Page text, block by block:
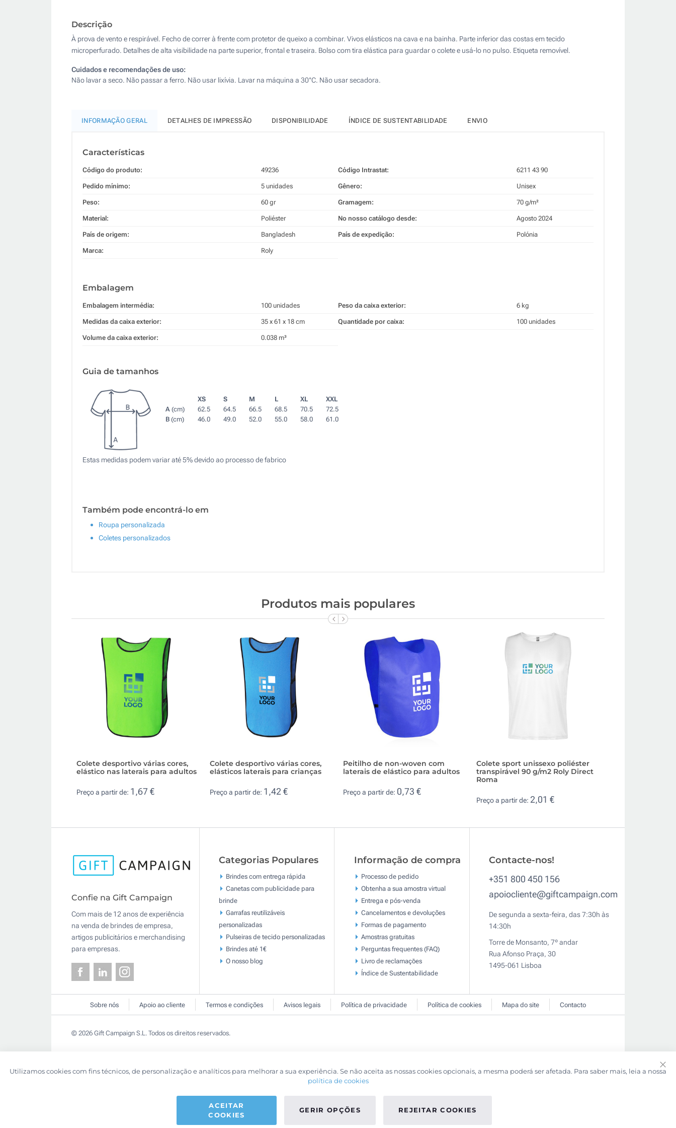
Descrição
À prova de vento e respirável. Fecho de correr à frente com protetor de queixo a combinar. Vivos elásticos na cava e na bainha. Parte inferior das costas em tecido
microperfurado. Detalhes de alta visibilidade na parte superior, frontal e traseira. Bolso com tira elástica para guardar o colete e usá-lo no pulso. Etiqueta removível.
Cuidados e recomendações de uso:
Não lavar a seco. Não passar a ferro. Não usar lixívia. Lavar na máquina a 30°C. Não usar secadora.
INFORMAÇÃO GERAL DETALHES DE IMPRESSÃO DISPONIBILIDADE ÍNDICE DE SUSTENTABILIDADE ENVIO
Características
Código do produto: 49236
Pedido mínimo: 5 unidades
Peso: 60 gr
Material: Poliéster
País de origem: Bangladesh
Marca: Roly
Código Intrastat: 6211 43 90
Gênero: Unisex
Gramagem: 70 g/m²
No nosso catálogo desde: Agosto 2024
País de expedição: Polónia
Embalagem
Embalagem intermédia: 100 unidades
Medidas da caixa exterior: 35 x 61 x 18 cm
Volume da caixa exterior: 0.038 m³
Peso da caixa exterior: 6 kg
Quantidade por caixa: 100 unidades
Guia de tamanhos
XS S M L XL
XXL
A (cm) 62.5 64.5 66.5 68.5 70.5
72.5
B (cm) 46.0 49.0 52.0 55.0 58.0 61.0
Estas medidas podem variar até 5% devido ao processo de fabrico
Também pode encontrá-lo em
Roupa personalizada
Coletes personalizados
Produtos mais populares
Colete desportivo várias cores,
elástico nas laterais para adultos
Preço a partir de: 1,67 €
Colete desportivo várias cores,
elásticos laterais para crianças
Preço a partir de: 1,42 €
Peitilho de non-woven com
laterais de elástico para adultos
Preço a partir de: 0,73 €
Colete sport unissexo poliéster
transpirável 90 g/m2 Roly Direct
Roma
Preço a partir de: 2,01 €
Confie na Gift Campaign
Com mais de 12 anos de experiência
na venda de brindes de empresa,
artigos publicitários e merchandising
para empresas.
Categorias Populares
Brindes com entrega rápida
Canetas com publicidade para
brinde
Garrafas reutilizáveis
personalizadas
Pulseiras de tecido personalizadas
Brindes até 1€
O nosso blog
Informação de compra
Processo de pedido
Obtenha a sua amostra virtual
Entrega e pós-venda
Cancelamentos e devoluções
Formas de pagamento
Amostras gratuitas
Perguntas frequentes (FAQ)
Livro de reclamaçōes
Índice de Sustentabilidade
Contacte-nos!
+351 800 450 156
apoiocliente@giftcampaign.com
De segunda a sexta-feira, das 7:30h às
14:30h
Torre de Monsanto, 7º andar
Rua Afonso Praça, 30
1495-061 Lisboa
Sobre nós Apoio ao cliente Termos e condições Avisos legais Política de privacidade Política de cookies Mapa do site Contacto
© 2026 Gift Campaign S.L. Todos os direitos reservados.
Utilizamos cookies com fins técnicos, de personalização e analíticos para melhorar a sua experiência. Se não aceita as nossas cookies opcionais, a mesma poderá ser afetada. Para saber mais, leia a nossa
política de cookies
ACEITAR
COOKIES
GERIR OPÇÕES REJEITAR COOKIES